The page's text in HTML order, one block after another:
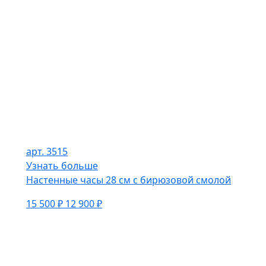
арт. 3515
Узнать больше
Настенные часы 28 см с бирюзовой смолой
15 500 ₽ 12 900 ₽